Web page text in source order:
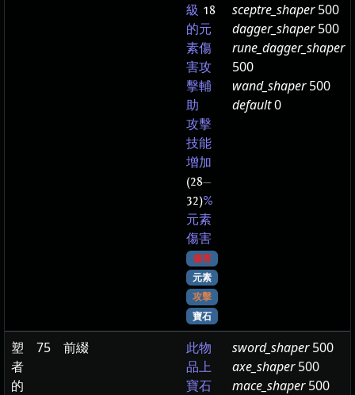
級 18
的元
素傷
害攻
擊輔
助
攻擊
技能
增加
(28—
32)%
元素
傷害
傷害
元素
攻擊
寶石
sceptre_shaper500
dagger_shaper500
rune_dagger_shaper
500
wand_shaper500
default0
塑
者
的
75 前綴
此物
品上
寶石
sword_shaper500
axe_shaper500
mace_shaper500